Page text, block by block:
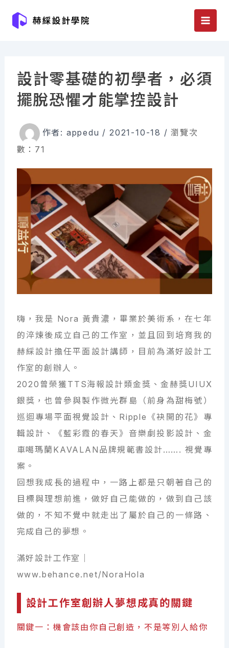
設計零基礎的初學者，必須
擺脫恐懼才能掌控設計
作者: appedu /2021-10-18 /瀏覽次
數：71
嗨，我是 Nora 黃貴濃，畢業於美術系，在七年
的淬煉後成立自己的工作室，並且回到培育我的
赫綵設計擔任平面設計講師，目前為滿好設計工
作室的創辦人。
2020曾榮獲TTS海報設計類金獎、金赫獎UIUX
銀獎，也曾參與製作微光群島（前身為甜梅號）
巡迴專場平面視覺設計、Ripple《袂開的花》專
輯設計、《藍彩霞的春天》音樂劇投影設計、金
車噶瑪蘭KAVALAN品牌規範書設計……. 視覺專
案。
回想我成長的過程中，一路上都是只朝著自己的
目標與理想前進，做好自己能做的，做到自己該
做的，不知不覺中就走出了屬於自己的一條路、
完成自己的夢想。
滿好設計工作室｜
www.behance.net/NoraHola
設計工作室創辦人夢想成真的關鍵
關鍵一：機會該由你自己創造，不是等別人給你